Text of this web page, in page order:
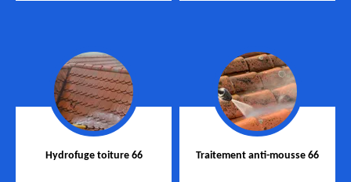
Hydrofuge toiture 66 Traitement anti-mousse 66